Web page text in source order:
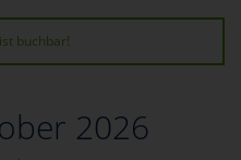
buchbar!
2026